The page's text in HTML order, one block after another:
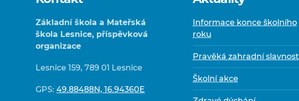
Základní škola a Mateřská
škola Lesnice, příspěvková
organizace
Lesnice 159, 789 01 Lesnice
GPS: 49.88488N, 16.94360E
Informace konce školního
roku
Pravěká zahradní slavnost
Školní akce